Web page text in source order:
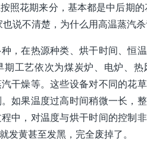
照花期来分，基本都是中后期
说不清楚，为什么用高温蒸汽杀
，在热源种类、烘干时间、恒
工艺依次为煤炭炉、电炉、
干燥等。这些设备对不同的花
如果温度过高时间稍微一长，
中，对温度与烘干时间的控制
发黄甚至发黑，完全废掉了。